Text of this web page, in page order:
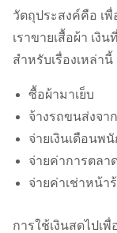
วัตถุประสงค์คือ เ
เราขายเสื้อผ้า เงิ
สำหรับเรื่องเหล่านี้
ซื้อผ้ามาเย็บ
จ้างรถขนส่งจา
จ่ายเงินเดือนพ
จ่ายค่าการตลา
จ่ายค่าเช่าหน้า
การใช้เงินสดไปเ